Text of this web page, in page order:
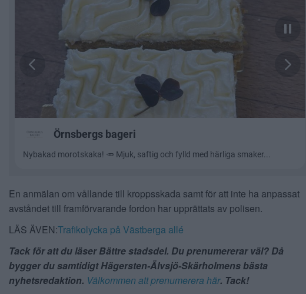
En anmälan om vållande till kroppsskada samt för att inte ha anpassat
avståndet till framförvarande fordon har upprättats av polisen.
LÄS ÄVEN:Trafikolycka på Västberga allé
Tack för att du läser Bättre stadsdel. Du prenumererar väl? Då
bygger du samtidigt Hägersten-Älvsjö-Skärholmens bästa
nyhetsredaktion. Välkommen att prenumerera här. Tack!